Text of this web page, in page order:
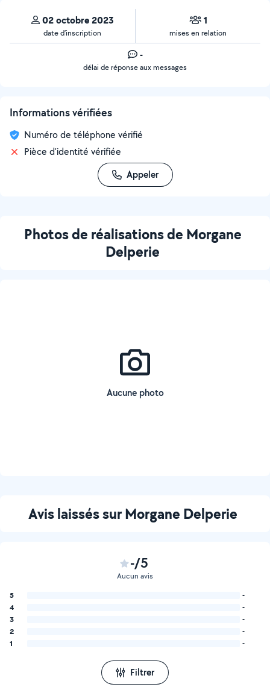
02 octobre 2023
date d’inscription
1
mises en relation
-
délai de réponse aux messages
Informations vérifiées
Numéro de téléphone vérifié
Pièce d'identité vérifiée
Appeler
Photos de réalisations de Morgane
Delperie
Aucune photo
Avis laissés sur Morgane Delperie
-/5
Aucun avis
5
-
4
-
3
-
2
-
1
-
Filtrer